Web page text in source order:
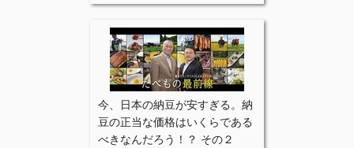
今、日本の納豆が安すぎる。納
豆の正当な価格はいくらである
べきなんだろう！？ その２